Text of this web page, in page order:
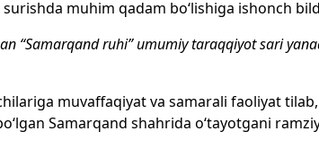
muhim qadam bo‘lishiga ishonch
“Samarqand ruhi” umumiy taraqqiyot sari
muvaffaqiyat va samarali faoliyat tilab,
Samarqand shahrida o‘tayotgani